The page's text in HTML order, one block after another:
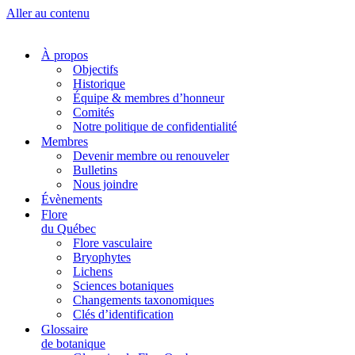
Aller au contenu
À propos
Objectifs
Historique
Équipe & membres d’honneur
Comités
Notre politique de confidentialité
Membres
Devenir membre ou renouveler
Bulletins
Nous joindre
Évènements
Flore
du Québec
Flore vasculaire
Bryophytes
Lichens
Sciences botaniques
Changements taxonomiques
Clés d’identification
Glossaire
de botanique